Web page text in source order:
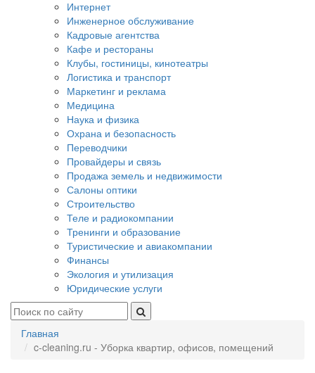
Интернет
Инженерное обслуживание
Кадровые агентства
Кафе и рестораны
Клубы, гостиницы, кинотеатры
Логистика и транспорт
Маркетинг и реклама
Медицина
Наука и физика
Охрана и безопасность
Переводчики
Провайдеры и связь
Продажа земель и недвижимости
Салоны оптики
Строительство
Теле и радиокомпании
Тренинги и образование
Туристические и авиакомпании
Финансы
Экология и утилизация
Юридические услуги
Главная
c-cleaning.ru - Уборка квартир, офисов, помещений